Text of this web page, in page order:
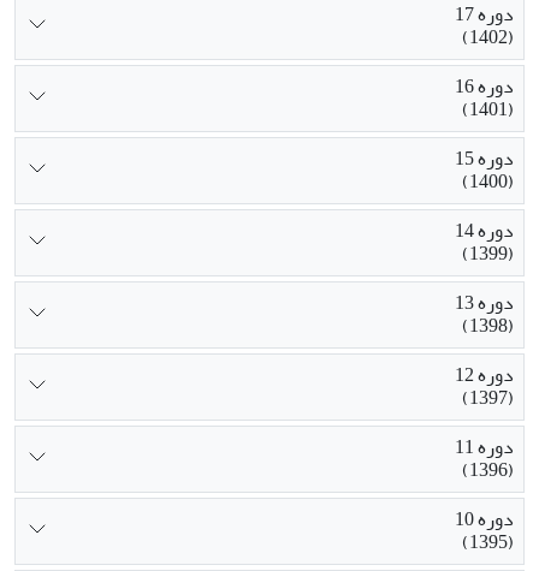
دوره 17
(1402)
دوره 16
(1401)
دوره 15
(1400)
دوره 14
(1399)
دوره 13
(1398)
دوره 12
(1397)
دوره 11
(1396)
دوره 10
(1395)